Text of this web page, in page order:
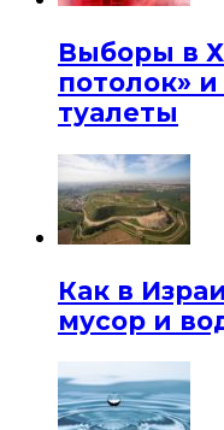
Выборы в
потолок»
туалеты
Как в
мусор и